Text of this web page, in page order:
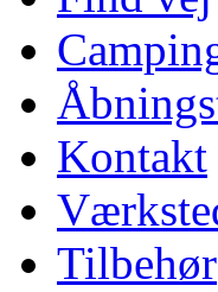
Kontakt
Tilbehør